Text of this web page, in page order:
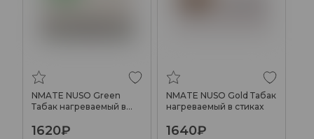
NMATE NUSO Green
Табак нагреваемый в
1620₽
NMATE NUSO Gold Табак
нагреваемый в стиках
1640₽